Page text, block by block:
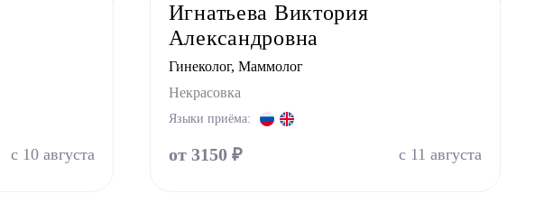
с 10 августа
Игнатьева Виктория
Александровна
Гинеколог, Маммолог
Некрасовка
Языки приёма:
от 3150 ₽ с 11 августа